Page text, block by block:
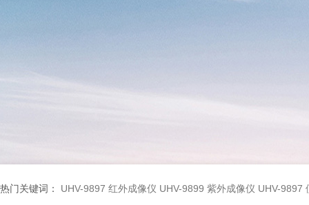
热门关键词： UHV-9897 红外成像仪 UHV-9899 紫外成像仪 UHV-9897